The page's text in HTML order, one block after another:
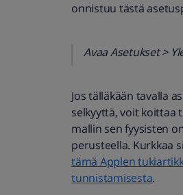
onnistuu tästä
Avaa Asetukset >
Jos tälläkään tavalla
selkyyttä, voit koittaa
mallin sen fyysisten
perusteella. Kurkkaa
tämä Applen
tunnistamisesta.